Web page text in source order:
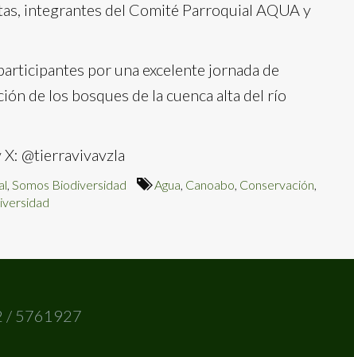
integrantes del Comité Parroquial AQUA y
por una excelente jornada de
de los bosques de la cuenca alta del río
@tierravivavzla
Somos Biodiversidad Agua Canoabo Conservación
/ 5761927